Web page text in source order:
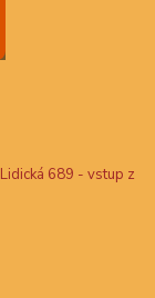
689 - vstup z